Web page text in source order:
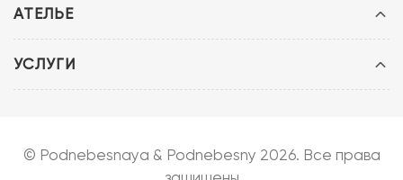
АТЕЛЬЕ
УСЛУГИ
© Podnebesnaya & Podnebesny 2026. Все права